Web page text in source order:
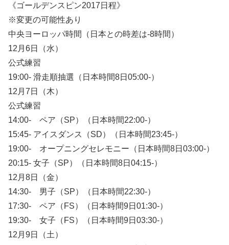
《ゴールデンスピン2017日程》
※変更の可能性あり
中央ヨーロッパ時間（日本との時差は-8時間）
12月6日（水）
公式練習
19:00- 滑走順抽選（日本時間8日05:00-）
12月7日（木）
公式練習
14:00- ペア（SP）（日本時間22:00-）
15:45- アイスダンス（SD）（日本時間23:45-）
19:00- オープニングセレモニー（日本時間8日03:00-）
20:15- 女子（SP）（日本時間8日04:15-）
12月8日（金）
14:30- 男子（SP）（日本時間22:30-）
17:30- ペア（FS）（日本時間9日01:30-）
19:30- 女子（FS）（日本時間9日03:30-）
12月9日（土）